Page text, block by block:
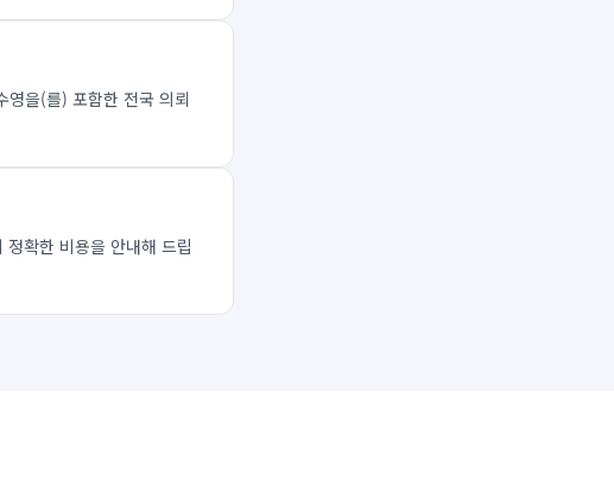
영을(를) 포함한 전국 의뢰
확한 비용을 안내해 드립